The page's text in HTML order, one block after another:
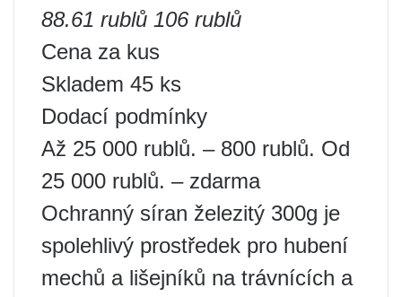
88.61 rublů 106 rublů
Cena za kus
Skladem 45 ks
Dodací podmínky
Až 25 000 rublů. – 800 rublů. Od
25 000 rublů. – zdarma
Ochranný síran železitý 300g je
spolehlivý prostředek pro hubení
mechů a lišejníků na trávnících a